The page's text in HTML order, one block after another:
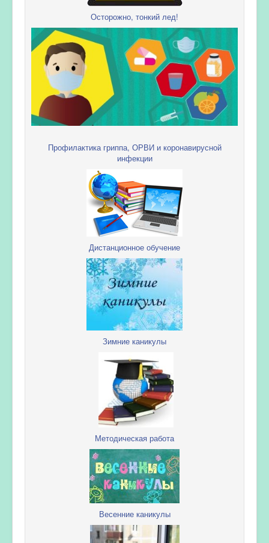
Осторожно, тонкий лед!
Профилактика гриппа, ОРВИ и коронавирусной
инфекции
Дистанционное обучение
Зимние каникулы
Методическая работа
Весенние каникулы